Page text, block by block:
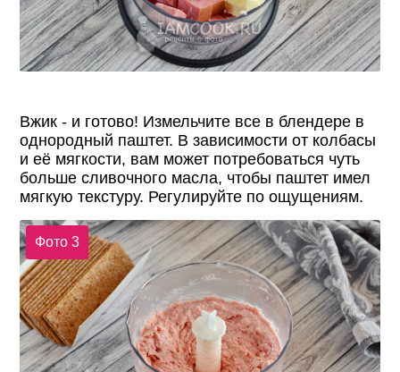
Вжик - и готово! Измельчите все в блендере в
однородный паштет. В зависимости от колбасы
и её мягкости, вам может потребоваться чуть
больше сливочного масла, чтобы паштет имел
мягкую текстуру. Регулируйте по ощущениям.
Фото 3